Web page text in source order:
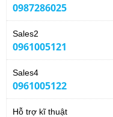
0987286025
Sales2
0961005121
Sales4
0961005122
Hỗ trợ kĩ thuật